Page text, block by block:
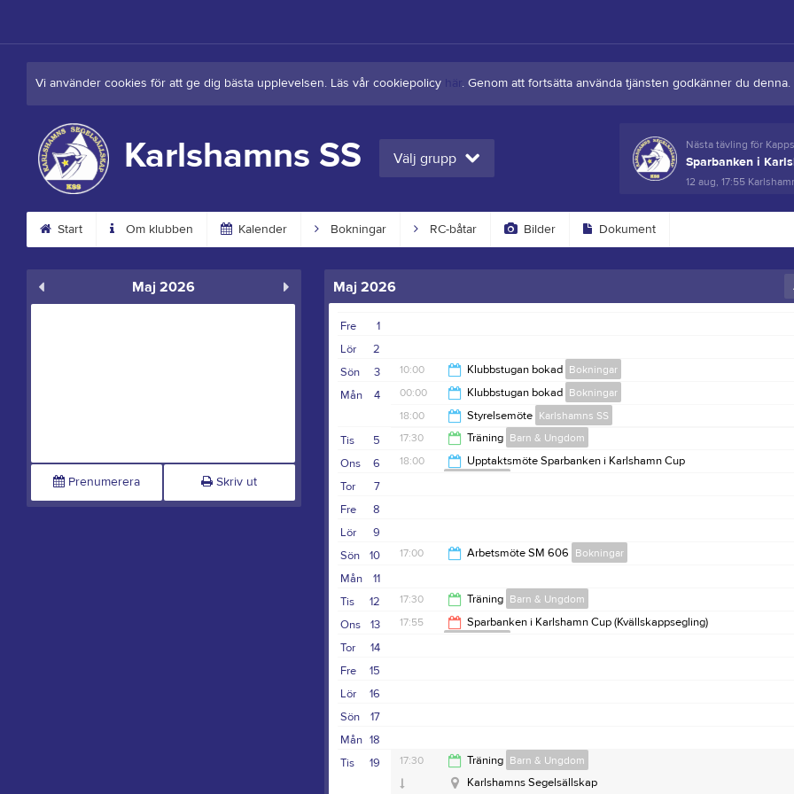
Vi använder cookies för att ge dig bästa upplevelsen. Läs vår cookiepolicy här . Genom att fortsätta använda tjänsten godkänner du denna.
Karlshamns SS Välj grupp
Nästa tävling för
Sparbanken i
12 aug, 17:55
Start Om klubben Kalender Bokningar RC-båtar Bilder Dokument
Maj 2026
Prenumerera Skriv ut
Maj 2026
1
Fre
2
Lör
3
Sön 10:00 Klubbstugan bokad Bokningar
00:00
4
Mån 00:00 Klubbstugan bokad Bokningar
10:00
18:00 Styrelsemöte Karlshamns SS
20:00
5
Tis 17:30 Träning Barn & Ungdom
6
Ons 18:00
Upptaktsmöte Sparbanken i Karlshamn Cup
7
Tor
8
Fre
9
Lör
10
Sön 17:00 Arbetsmöte SM 606 Bokningar
19:00
11
Mån
12
Tis 17:30 Träning Barn & Ungdom
13
Ons 17:55
Sparbanken i Karlshamn Cup (Kvällskappsegling)
14
Tor
15
Fre
16
Lör
17
Sön
18
Mån
19
Tis 17:30 Träning Barn & Ungdom
Karlshamns Segelsällskap